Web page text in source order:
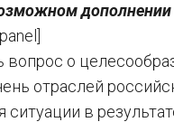
вопрос о
отраслей
в